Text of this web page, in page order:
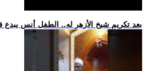
.. بعد تكريم شيخ الأزهر له.. الطفل أنس يبدع